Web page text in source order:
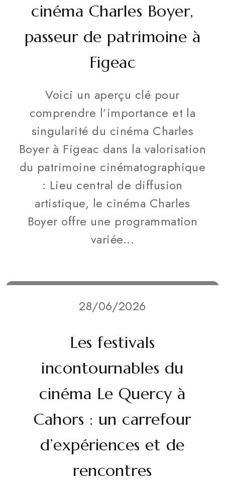
cinéma Charles Boyer,
passeur de patrimoine à
Figeac
Voici un aperçu clé pour
comprendre l’importance et la
singularité du cinéma Charles
Boyer à Figeac dans la valorisation
du patrimoine cinématographique
: Lieu central de diffusion
artistique, le cinéma Charles
Boyer offre une programmation
variée...
28/06/2026
Les festivals
incontournables du
cinéma Le Quercy à
Cahors : un carrefour
d’expériences et de
rencontres